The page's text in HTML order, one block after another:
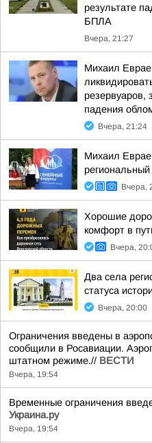
результате
БПЛА
Вчера, 21:27
Михаил
резервуаров,
падения
Вчера, 21:24
Михаил
Вчера,
Хорошие
комфорт в
Вчера,
Два села
статуса
Вчера, 20:00
Ограничения введены в
сообщили в Росавиации.
штатном режиме.// ВЕСТИ
Вчера, 19:54
Временные ограничения
Украина.ру
Вчера, 19:54